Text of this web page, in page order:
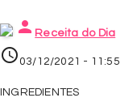
person Receita do Dia
access_time 03/12/2021 - 11:55
INGREDIENTES